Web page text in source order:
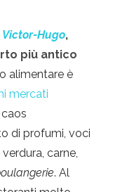
Victor-Hugo,
più antico
alimentare è
mercati
di profumi, voci
carne,
. Al
Policy